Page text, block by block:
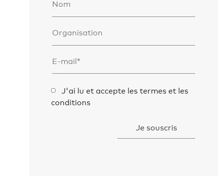
J'ai lu et accepte les termes et les
conditions